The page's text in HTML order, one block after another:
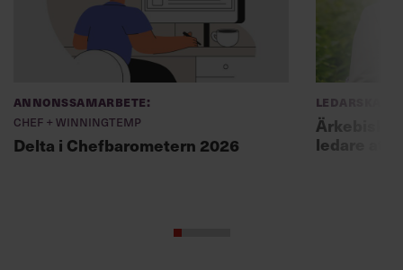
Annonssamarbete:
Chef + Winningtemp
Delta i Chefbarometern 2026
Ledarskap
ledare att